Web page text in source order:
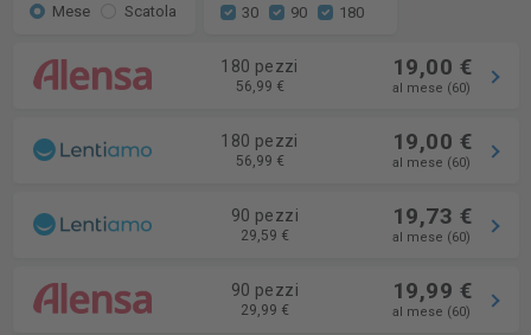
Mese
Scatola
30
90 180
180 pezzi
56,99 €
19,00 €
al mese (60)
180 pezzi
56,99 €
19,00 €
al mese (60)
90 pezzi
29,59 €
19,73 €
al mese (60)
90 pezzi
29,99 €
19,99 €
al mese (60)